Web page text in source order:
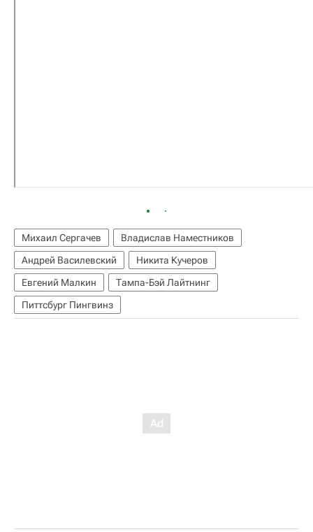
Михаил Сергачев
Владислав Наместников
Андрей Василевский
Никита Кучеров
Евгений Малкин
Тампа-Бэй Лайтнинг
Питтсбург Пингвинз